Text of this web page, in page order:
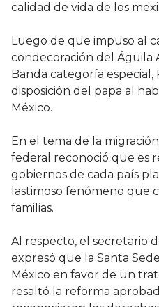
calidad de vida de los
Luego de que impuso al
condecoración del Águila
Banda categoría especial,
disposición del papa al
México.
En el tema de la
federal reconoció que es
gobiernos de cada país
lastimoso fenómeno que
familias.
Al respecto, el secretario
expresó que la Santa
México en favor de un
resaltó la reforma